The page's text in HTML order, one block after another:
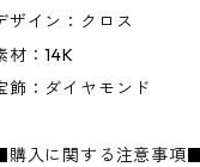
ザイン：クロス
材：14K
飾：ダイヤモンド
入に関する注意事項